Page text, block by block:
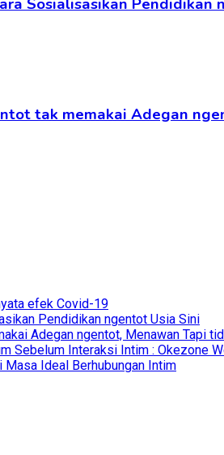
tak memakai Adegan
efek Covid-19
Pendidikan ngentot Usia Sini
Adegan ngentot, Menawan Tapi
Sebelum Interaksi Intim : Okezone
Ideal Berhubungan Intim